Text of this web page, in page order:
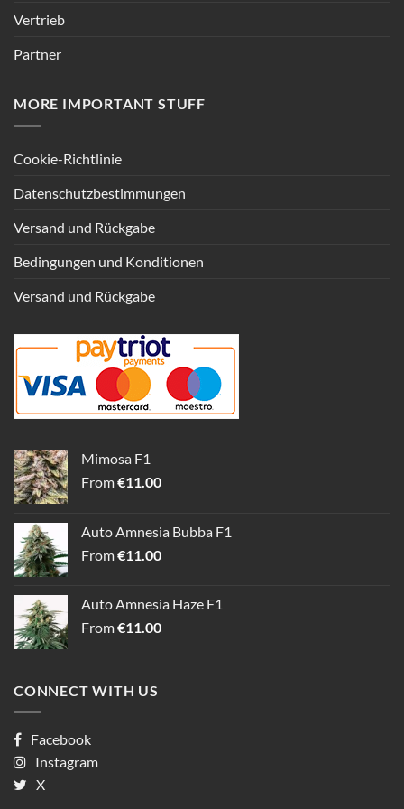
Vertrieb
Partner
MORE IMPORTANT STUFF
Cookie-Richtlinie
Datenschutzbestimmungen
Versand und Rückgabe
Bedingungen und Konditionen
Versand und Rückgabe
Mimosa F1
From€11.00
Auto Amnesia Bubba F1
From€11.00
Auto Amnesia Haze F1
From€11.00
CONNECT WITH US
Facebook
Instagram
X